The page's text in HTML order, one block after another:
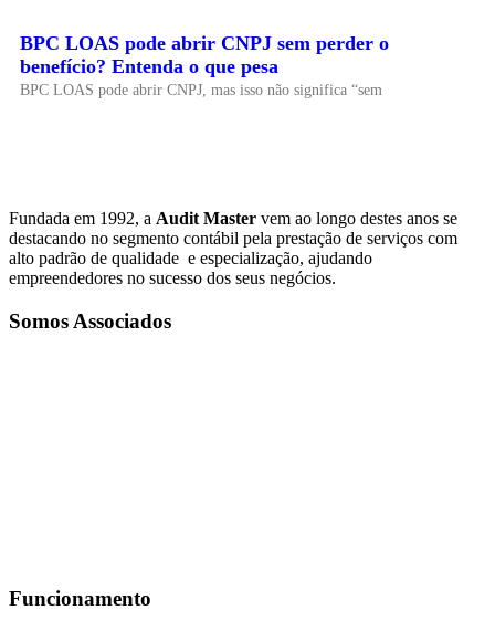
BPC LOAS pode abrir CNPJ sem perder o
benefício? Entenda o que pesa
BPC LOAS pode abrir CNPJ, mas isso não significa “sem
Fundada em 1992, a Audit Master vem ao longo destes anos se
destacando no segmento contábil pela prestação de serviços com
alto padrão de qualidade e especialização, ajudando
empreendedores no sucesso dos seus negócios.
Somos Associados
Funcionamento